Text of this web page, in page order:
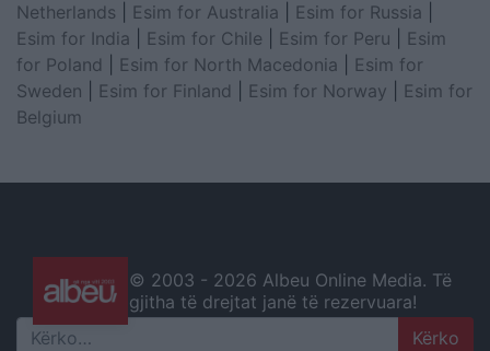
Netherlands
Esim for Australia Esim for Russia
Esim for India
Esim for Chile Esim for Peru
Esim
for Poland
Esim for North Macedonia
Esim for
Sweden
Esim for Finland Esim for Norway
Esim for
Belgium
© 2003 - 2026 Albeu Online Media. Të
gjitha të drejtat janë të rezervuara!